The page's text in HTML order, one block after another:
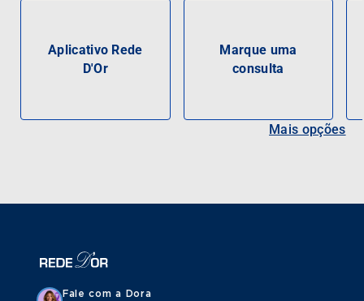
Aplicativo Rede
D'Or
Marque uma
consulta
Mais opções
Fale com a Dora